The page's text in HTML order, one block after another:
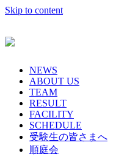
Skip to content
NEWS
ABOUT US
TEAM
RESULT
FACILITY
SCHEDULE
受験生の皆さまへ
順庭会